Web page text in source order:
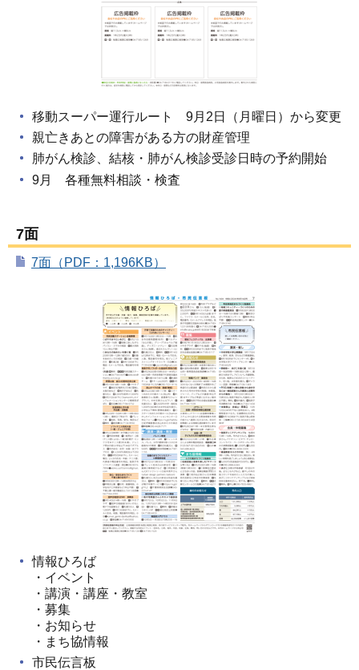
移動スーパー運行ルート 9月2日（月曜日）から変更
親亡きあとの障害がある方の財産管理
肺がん検診、結核・肺がん検診受診日時の予約開始
9月 各種無料相談・検査
7面
7面（PDF：1,196KB）
情報ひろば
・イベント
・講演・講座・教室
・募集
・お知らせ
・まち協情報
市民伝言板